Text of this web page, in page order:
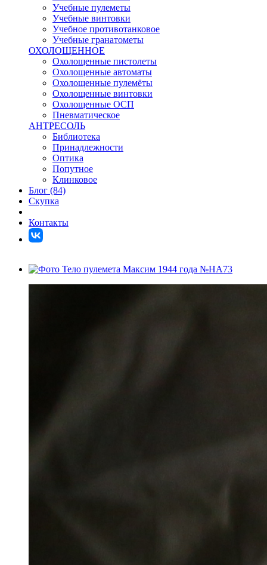
Учебные пулеметы
Учебные винтовки
Учебное противотанковое
Учебные гранатометы
ОХОЛОЩЕННОЕ
Охолощенные пистолеты
Охолощенные автоматы
Охолощенные пулемёты
Охолощенные винтовки
Охолощенные ОСП
Пневматическое
АНТРЕСОЛЬ
Библиотека
Принадлежности
Оптика
Попутное
Клинковое
Блог (84)
Скупка
Контакты